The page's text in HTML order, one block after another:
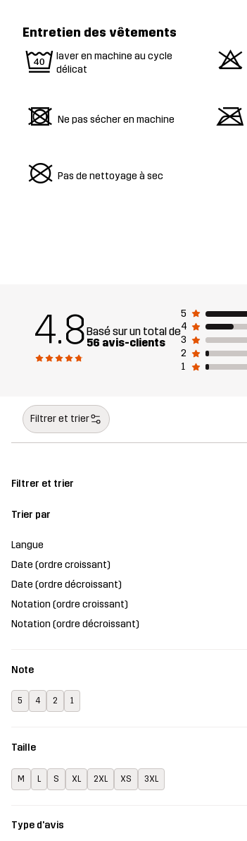
Entretien des vêtements
9 laver en machine au cycle
délicat
o
d Ne pas sécher en machine m
U Pas de nettoyage à sec
4.8Basé sur un total de
56 avis-clients
5
4
3
2
1
Filtrer et trier
Filtrer et trier
Trier par
Langue
Date (ordre croissant)
Date (ordre décroissant)
Notation (ordre croissant)
Notation (ordre décroissant)
Note
5 4 2 1
Taille
M L S XL 2XL XS 3XL
Type d'avis